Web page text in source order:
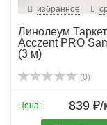
избранное
Линолеум
Acczent PRO
(3 м)
(0)
Цена: 839 ₽/